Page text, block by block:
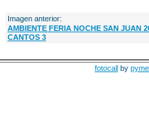
Imagen anterior:
AMBIENTE FERIA NOCHE SAN JUAN
CANTOS 3
fotocall by